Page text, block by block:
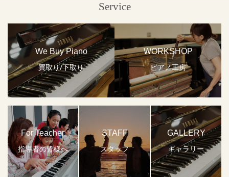
Service
We Buy Piano
買取り/下取り
WORKSHOP
ピアノ工房
For Teacher
指導者の皆様へ
STAFF
スタッフ
GALLERY
ギャラリー